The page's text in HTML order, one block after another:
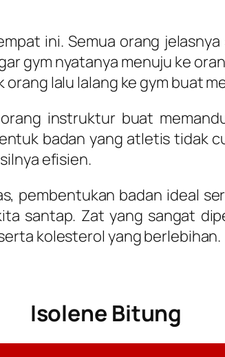
ini. Semua orang
gym nyatanya menuju ke
lalu lalang ke gym buat
instruktur buat
badan yang atletis tidak
efisien.
pembentukan badan ideal
santap. Zat yang sangat
kolesterol yang berlebihan.
Isolene Bitung